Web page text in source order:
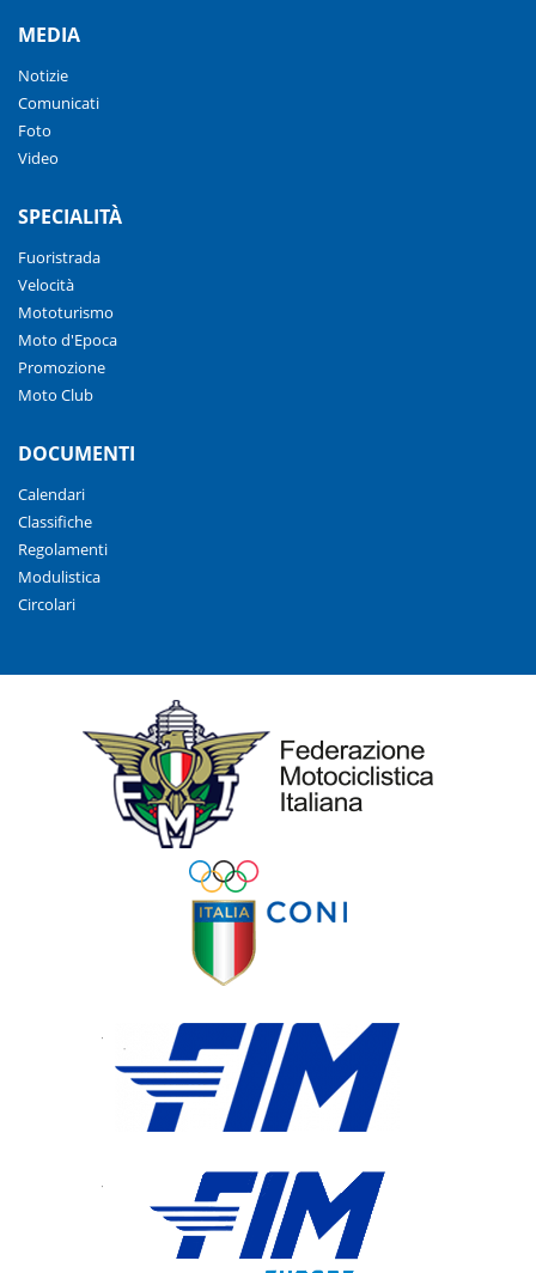
MEDIA
Notizie
Comunicati
Foto
Video
SPECIALITÀ
Fuoristrada
Velocità
Mototurismo
Moto d'Epoca
Promozione
Moto Club
DOCUMENTI
Calendari
Classifiche
Regolamenti
Modulistica
Circolari